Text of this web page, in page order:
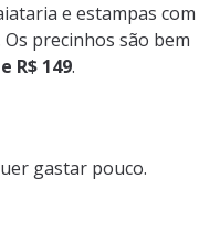
e estampas com
Os precinhos são bem
R$ 149.
gastar pouco.